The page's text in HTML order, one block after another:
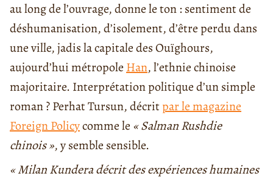
au long de l’ouvrage, donne le ton : sentiment de
déshumanisation, d’isolement, d’être perdu dans
une ville, jadis la capitale des Ouïghours,
aujourd’hui métropole Han, l’ethnie chinoise
majoritaire. Interprétation politique d’un simple
roman ? PerhatTursun, décritpar le magazine
Foreign Policycomme le « Salman Rushdie
chinois », y semble sensible.
« Milan Kundera décrit des expériences humaines